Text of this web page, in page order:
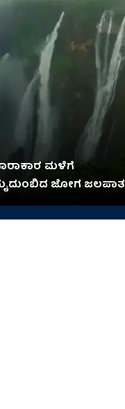
ಮಳೆಗೆ
ಜೋಗ ಜಲಪಾತ